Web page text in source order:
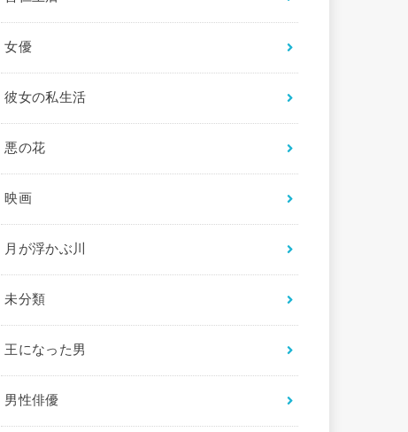
女優
彼女の私生活
悪の花
映画
月が浮かぶ川
未分類
王になった男
男性俳優